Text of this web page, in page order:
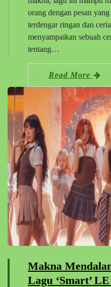
orang dengan pesan
terdengar ringan dan
menyampaikan sebuah
tentang…
Read More
Makna
Lagu ‘Smart’